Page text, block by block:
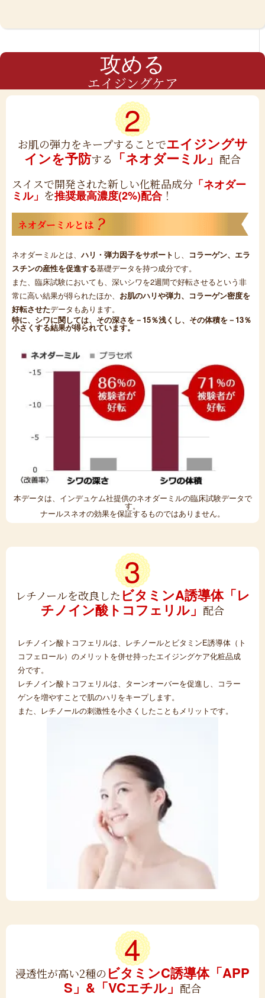
攻める
エイジングケア
2
お肌の弾力をキープすることでエイジングサ
インを予防する 「ネオダーミル」 配合
スイスで開発された新しい化粧品成分 「ネオダー
ミル」 を推奨最高濃度(2%)配合 ！
ネオダーミルとは
ネオダーミルとは、 ハリ・弾力因子をサポート し、
コラーゲン、エラ
スチンの産性を促進する基礎データを持つ成分です。
また、臨床試験においても、深いシワを2週間で好転させるという非
常に高い結果が得られたほか、 お肌のハリや弾力、コラーゲン密度を
好転させたデータもあります。
特に、シワに関しては、その深さを－15％浅くし、その体積を－13％
小さくする結果が得られています。
本データは、インデュケム社提供のネオダーミルの臨床試験データで
す。
ナールスネオの効果を保証するものではありません。
3
レチノールを改良した ビタミンA誘導体「レ
チノイン酸トコフェリル」 配合
レチノイン酸トコフェリルは、レチノールとビタミンE誘導体（ト
コフェロール）のメリットを併せ持ったエイジングケア化粧品成
分です。
レチノイン酸トコフェリルは、ターンオーバーを促進し、コラー
ゲンを増やすことで肌のハリをキープします。
また、レチノールの刺激性を小さくしたこともメリットです。
4
浸透性が高い2種のビタミンC誘導体「APP
S」&「VCエチル」 配合